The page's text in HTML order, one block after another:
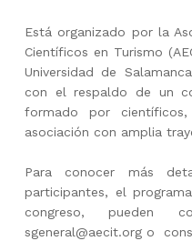
Está organizado por la
Científicos en Turismo
Universidad de
con el respaldo de un
formado por
asociación con amplia
Para conocer más
participantes, el
congreso, pueden
sgeneral@aecit.org o